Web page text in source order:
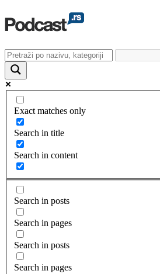
Exact matches only
Search in title
Search in content
Search in posts
Search in pages
Search in posts
Search in pages